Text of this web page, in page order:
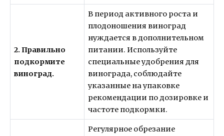
2. Правильно
подкормите
виноград.
В период активного роста и
плодоношения виноград
нуждается в дополнительном
питании. Используйте
специальные удобрения для
винограда, соблюдайте
указанные на упаковке
рекомендации по дозировке и
частоте подкормки.
Регулярное обрезание